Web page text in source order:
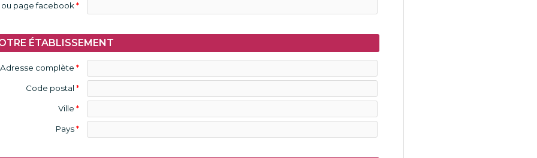
page facebook *
ÉTABLISSEMENT
Adresse complète *
Code postal *
Ville *
Pays*